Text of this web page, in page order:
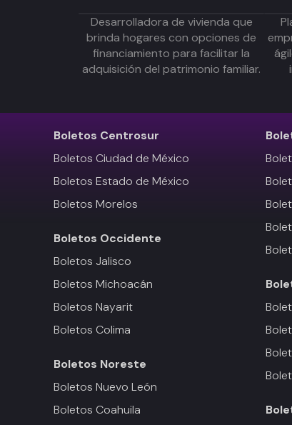
Desarrolladora de vivienda que
brinda hogares con opciones de
financiamiento para facilitar la
adquisición del patrimonio familiar.
Boletos Centrosur
Boletos Ciudad de México
Boletos Estado de México
Boletos Morelos
Boletos Occidente
Boletos Jalisco
Boletos Michoacán
Boletos Nayarit
Boletos Colima
Boletos Noreste
Boletos Nuevo León
Boletos Coahuila